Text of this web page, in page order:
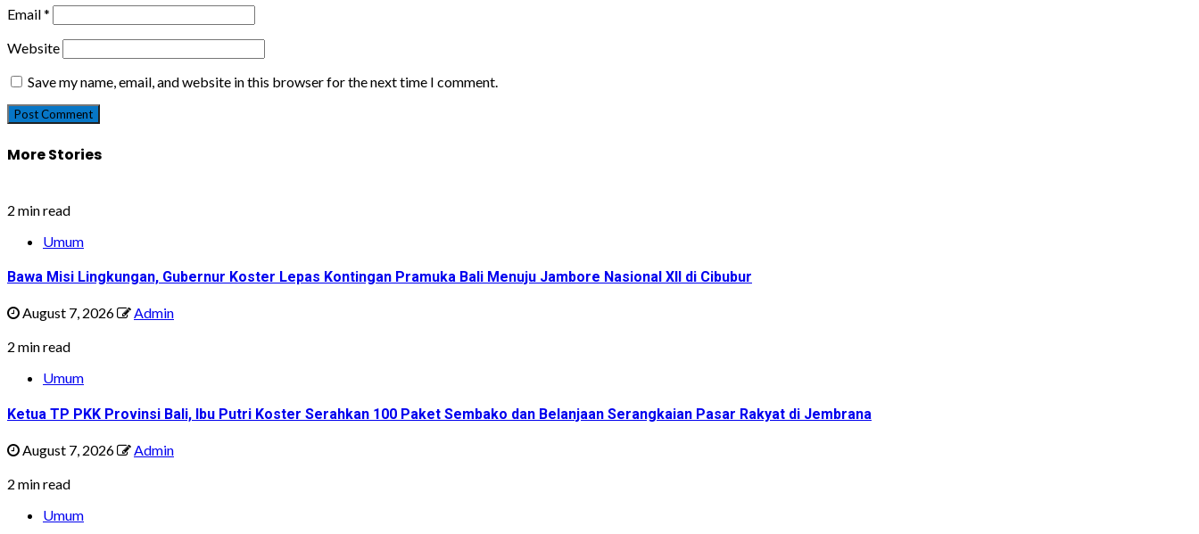
Email*
Website
Save my name, email, and website in this browser for the next time I comment.
More Stories
2 min read
Umum
Bawa Misi Lingkungan, Gubernur Koster Lepas Kontingan Pramuka Bali Menuju Jambore Nasional XII di Cibubur
August 7, 2026
Admin
2 min read
Umum
Ketua TP PKK Provinsi Bali, Ibu Putri Koster Serahkan 100 Paket Sembako dan Belanjaan Serangkaian Pasar Rakyat di Jembrana
August 7, 2026
Admin
2 min read
Umum